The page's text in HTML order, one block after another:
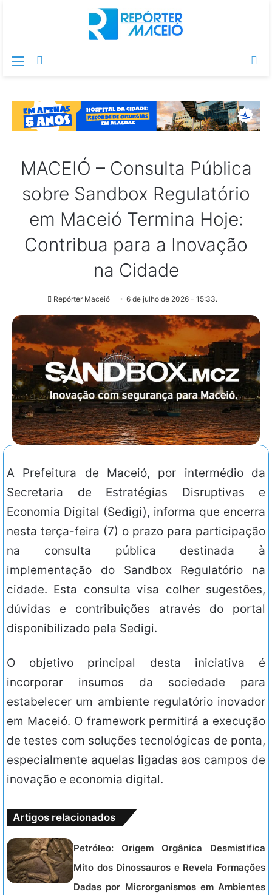
Menu
MACEIÓ – Consulta Pública
sobre Sandbox Regulatório
em Maceió Termina Hoje:
Contribua para a Inovação
na Cidade
Repórter Maceió 6 de julho de 2026 - 15:33.
A Prefeitura de Maceió, por intermédio da
Secretaria de Estratégias Disruptivas e
Economia Digital (Sedigi), informa que encerra
nesta terça-feira (7) o prazo para participação
na consulta pública destinada à
implementação do Sandbox Regulatório na
cidade. Esta consulta visa colher sugestões,
dúvidas e contribuições através do portal
disponibilizado pela Sedigi.
O objetivo principal desta iniciativa é
incorporar insumos da sociedade para
estabelecer um ambiente regulatório inovador
em Maceió. O framework permitirá a execução
de testes com soluções tecnológicas de ponta,
especialmente aquelas ligadas aos campos de
inovação e economia digital.
Artigos relacionados
Petróleo: Origem Orgânica Desmistifica
Mito dos Dinossauros e Revela Formações
Dadas por Microrganismos em Ambientes